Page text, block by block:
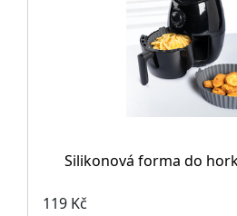
Silikonová forma do
119 Kč